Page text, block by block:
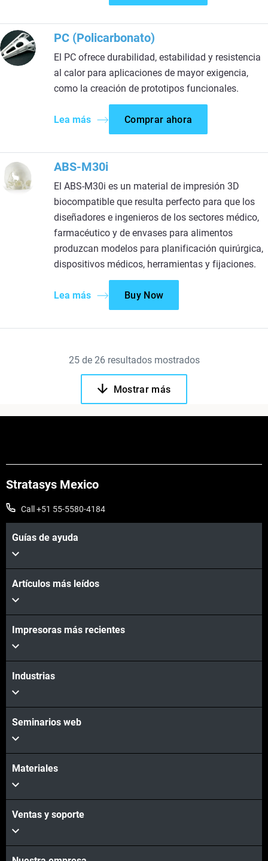
PC (Policarbonato)
El PC ofrece durabilidad, estabilidad y resistencia
al calor para aplicaciones de mayor exigencia,
como la creación de prototipos funcionales.
Lea más Comprar ahora
ABS-M30i
El ABS-M30i es un material de impresión 3D
biocompatible que resulta perfecto para que los
diseñadores e ingenieros de los sectores médico,
farmacéutico y de envases para alimentos
produzcan modelos para planificación quirúrgica,
dispositivos médicos, herramientas y fijaciones.
Lea más Buy Now
25de 26resultados mostrados
Mostrar más
Stratasys Mexico
Call +51 55-5580-4184
Guías de ayuda
Artículos más leídos
Impresoras más recientes
Industrias
Seminarios web
Materiales
Ventas y soporte